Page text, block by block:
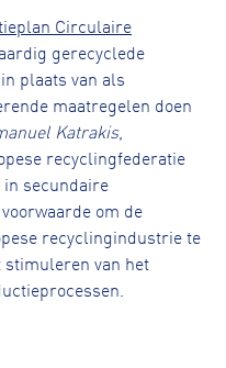
Circulaire
gerecyclede
plaats van als
maatregelen doen
Katrakis
recyclingfederatie
in secundaire
om de
recyclingindustrie te
stimuleren van het